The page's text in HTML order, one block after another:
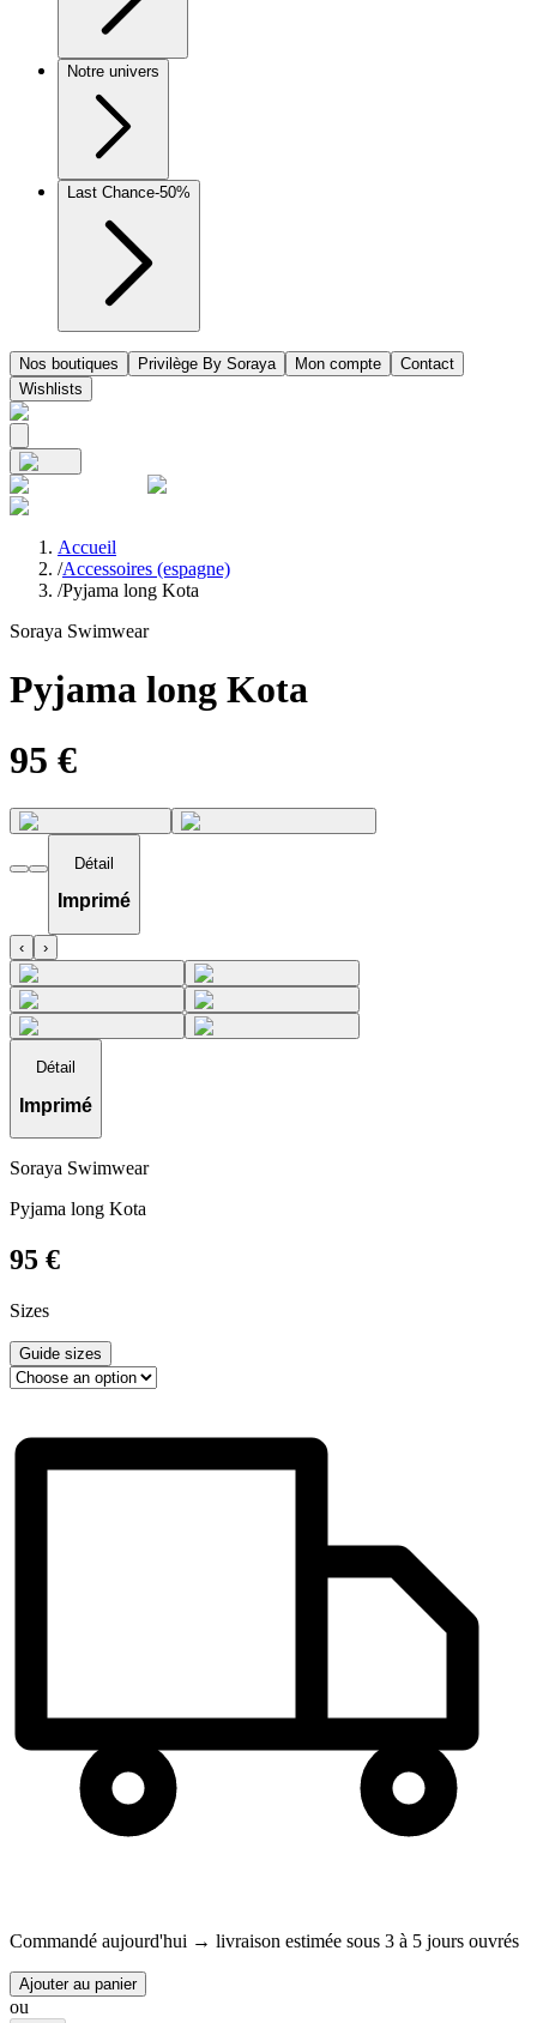
Notre univers
Last Chance-50%
Nos boutiques Privilège By Soraya Mon compte
Contact
Wishlists
Accueil
/Accessoires (espagne)
/Pyjama long Kota
Soraya Swimwear
Pyjama long Kota
95 €
Détail
Imprimé
‹ ›
Détail
Imprimé
Soraya Swimwear
Pyjama long Kota
95 €
Sizes
Guide sizes
Commandé aujourd'hui → livraison estimée sous 3 à 5 jours ouvrés
Ajouter au panier
ou